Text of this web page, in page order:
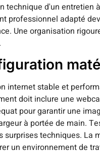
technique d'un entretien
professionnel adapté
Une organisation
internet stable et
doit inclure une
pour garantir une
à portée de main.
surprises techniques. La
un environnement de